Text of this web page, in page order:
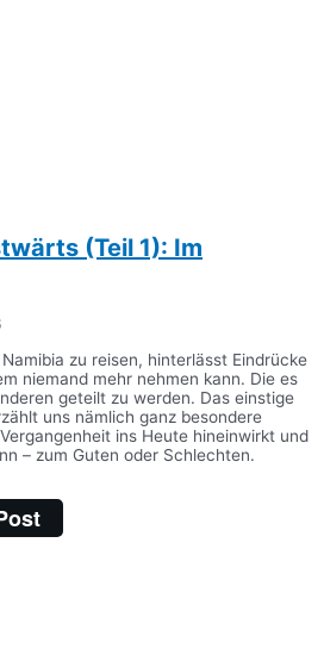
(Teil 1): Im
zu reisen, hinterlässt Eindrücke
niemand mehr nehmen kann. Die es
geteilt zu werden. Das einstige
uns nämlich ganz besondere
ins Heute hineinwirkt und
– zum Guten oder Schlechten.